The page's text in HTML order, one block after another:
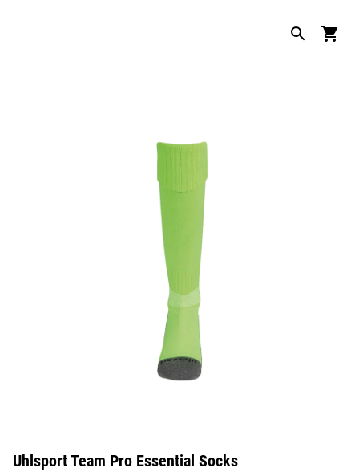
Uhlsport Team Pro Essential Socks